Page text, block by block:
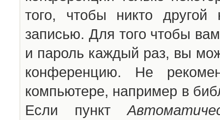
того, чтобы никто другой
записью. Для того чтобы
и пароль каждый раз, вы
конференцию. Не
компьютере, например в
Если пункт